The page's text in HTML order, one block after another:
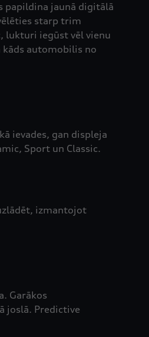
papildina jaunā digitālā
starp trim
lukturi iegūst vēl vienu
kāds automobilis no
ievades, gan displeja
Sport un Classic.
izmantojot
Garākos
joslā. Predictive